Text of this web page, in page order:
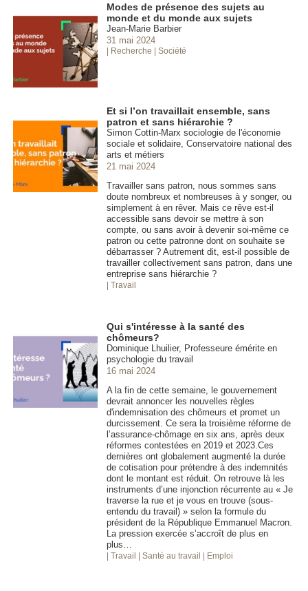
Modes de présence des sujets au
monde et du monde aux sujets
Jean-Marie Barbier
31 mai 2024
| Recherche | Société
Et si l’on travaillait ensemble, sans
patron et sans hiérarchie ?
Simon Cottin-Marx sociologie de l'économie
sociale et solidaire, Conservatoire national des
arts et métiers
21 mai 2024
Travailler sans patron, nous sommes sans
doute nombreux et nombreuses à y songer, ou
simplement à en rêver. Mais ce rêve est-il
accessible sans devoir se mettre à son
compte, ou sans avoir à devenir soi-même ce
patron ou cette patronne dont on souhaite se
débarrasser ? Autrement dit, est-il possible de
travailler collectivement sans patron, dans une
entreprise sans hiérarchie ?
| Travail
Qui s'intéresse à la santé des
chômeurs?
Dominique Lhuilier, Professeure émérite en
psychologie du travail
16 mai 2024
A la fin de cette semaine, le gouvernement
devrait annoncer les nouvelles règles
d'indemnisation des chômeurs et promet un
durcissement. Ce sera la troisième réforme de
l’assurance-chômage en six ans, après deux
réformes contestées en 2019 et 2023.Ces
dernières ont globalement augmenté la durée
de cotisation pour prétendre à des indemnités
dont le montant est réduit. On retrouve là les
instruments d’une injonction récurrente au « Je
traverse la rue et je vous en trouve (sous-
entendu du travail) » selon la formule du
président de la République Emmanuel Macron.
La pression exercée s’accroît de plus en
plus…
| Travail | Santé au travail | Emploi